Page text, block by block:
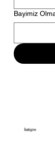
Bayimiz
İletişim